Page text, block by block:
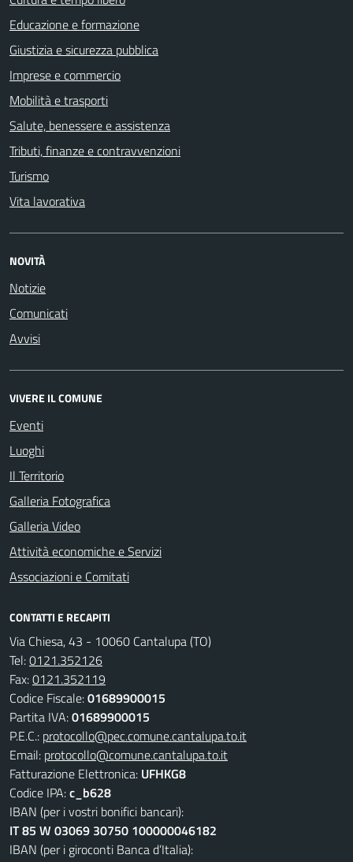
Educazione e formazione
Giustizia e sicurezza pubblica
Imprese e commercio
Mobilità e trasporti
Salute, benessere e assistenza
Tributi, finanze e contravvenzioni
Turismo
Vita lavorativa
NOVITÀ
Notizie
Comunicati
Avvisi
VIVERE IL COMUNE
Eventi
Luoghi
Il Territorio
Galleria Fotografica
Galleria Video
Attività economiche e Servizi
Associazioni e Comitati
CONTATTI E RECAPITI
Via Chiesa, 43 - 10060 Cantalupa (TO)
Tel:0121.352126
Fax:0121.352119
Codice Fiscale:01689900015
Partita IVA:01689900015
P.E.C.: protocollo@pec.comune.cantalupa.to.it
Email: protocollo@comune.cantalupa.to.it
Fatturazione Elettronica: UFHKG8
Codice IPA:c_b628
IBAN (per i vostri bonifici bancari):
IT 85 W 03069 30750 100000046182
IBAN (per i giroconti Banca d’Italia):